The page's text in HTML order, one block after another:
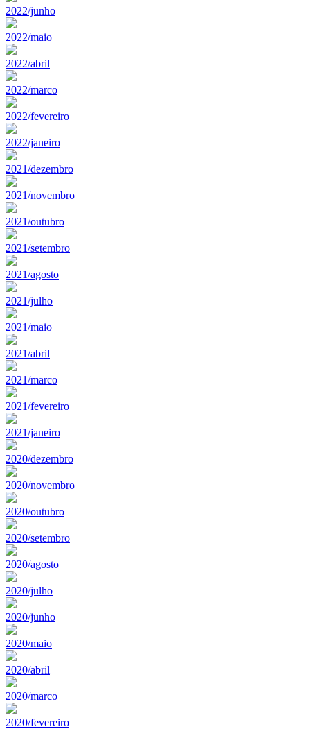
2022/junho
2022/maio
2022/abril
2022/marco
2022/fevereiro
2022/janeiro
2021/dezembro
2021/novembro
2021/outubro
2021/setembro
2021/agosto
2021/julho
2021/maio
2021/abril
2021/marco
2021/fevereiro
2021/janeiro
2020/dezembro
2020/novembro
2020/outubro
2020/setembro
2020/agosto
2020/julho
2020/junho
2020/maio
2020/abril
2020/marco
2020/fevereiro